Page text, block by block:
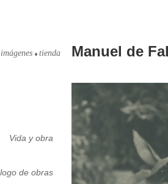
imágenes tienda Manuel de
Vida y obra
de obras